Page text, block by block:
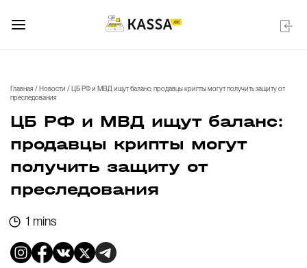
Главная /Новости /ЦБ РФ и МВД ищут баланс: продавцы крипты могут получить защиту от
преследования
ЦБ РФ и МВД ищут баланс:
продавцы крипты могут
получить защиту от
преследования
1 mins